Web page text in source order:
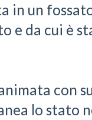
in un
e da cui è
con
lo stato